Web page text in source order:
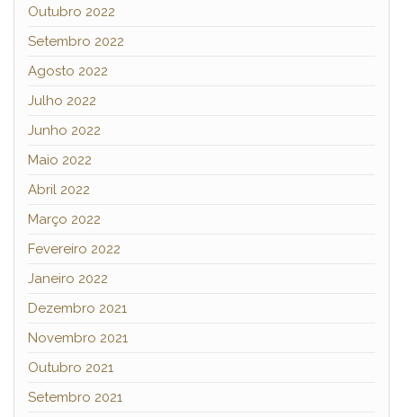
Outubro 2022
Setembro 2022
Agosto 2022
Julho 2022
Junho 2022
Maio 2022
Abril 2022
Março 2022
Fevereiro 2022
Janeiro 2022
Dezembro 2021
Novembro 2021
Outubro 2021
Setembro 2021